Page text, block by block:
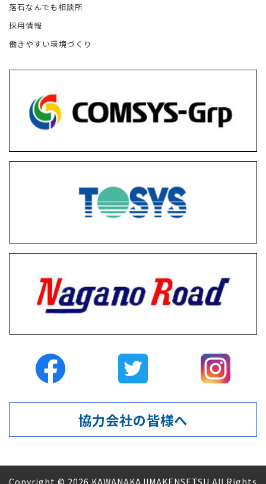
落石なんでも相談所
採用情報
働きやすい環境づくり
協力会社の皆様へ
Copyright © 2026 KAWANAKAJIMAKENSETSU All Rights